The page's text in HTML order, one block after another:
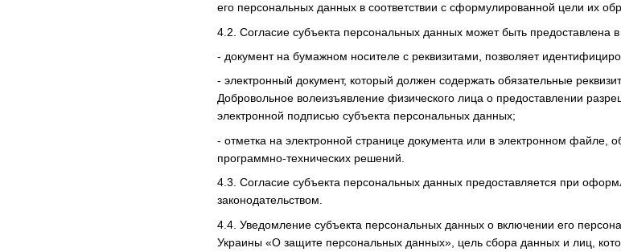
его персональных данных в соответствии с сформулированной цели их
4.2. Согласие субъекта персональных данных может быть
- документ на бумажном носителе с реквизитами, позволяет
- электронный документ, который должен содержать обязательные
Добровольное волеизъявление физического лица о предоставлении
электронной подписью субъекта персональных данных;
- отметка на электронной странице документа или в электронном
программно-технических решений.
4.3. Согласие субъекта персональных данных предоставляется при
законодательством.
4.4. Уведомление субъекта персональных данных о включении его
Украины «О защите персональных данных», цель сбора данных и лиц,